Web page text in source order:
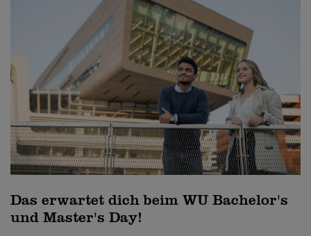
Das erwartet dich beim WU Bachelor's
und Master's Day!